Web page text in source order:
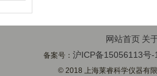
网站首页 关
备案号：沪ICP备15056113号-
© 2018 上海莱睿科学仪器有